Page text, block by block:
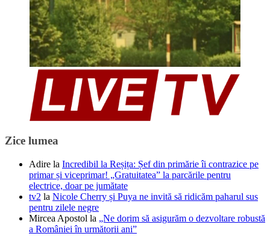
Zice lumea
Adire la Incredibil la Reșița: Șef din primărie îi contrazice pe
primar și viceprimar! „Gratuitatea” la parcările pentru
electrice, doar pe jumătate
tv2 la Nicole Cherry și Puya ne invită să ridicăm paharul sus
pentru zilele negre
Mircea Apostol la „Ne dorim să asigurăm o dezvoltare robustă
a României în următorii ani”